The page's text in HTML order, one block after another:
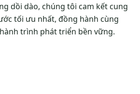
dồi dào, chúng tôi cam kết cung
tối ưu nhất, đồng hành cùng
trình phát triển bền vững.